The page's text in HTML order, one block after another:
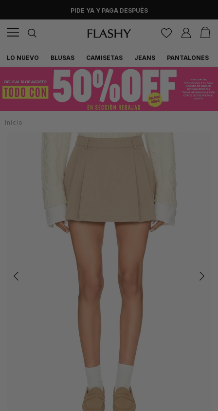
PIDE YA Y PAGA DESPUÉS
LO NUEVO BLUSAS CAMISETAS JEANS PANTALONES
Inicio